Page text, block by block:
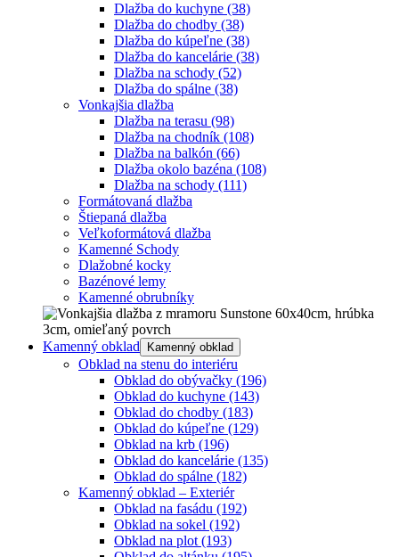
Dlažba do kuchyne (38)
Dlažba do chodby (38)
Dlažba do kúpeľne (38)
Dlažba do kancelárie (38)
Dlažba na schody (52)
Dlažba do spálne (38)
Vonkajšia dlažba
Dlažba na terasu (98)
Dlažba na chodník (108)
Dlažba na balkón (66)
Dlažba okolo bazéna (108)
Dlažba na schody (111)
Formátovaná dlažba
Štiepaná dlažba
Veľkoformátová dlažba
Kamenné Schody
Dlažobné kocky
Bazénové lemy
Kamenné obrubníky
Kamenný obklad Kamenný obklad
Obklad na stenu do interiéru
Obklad do obývačky (196)
Obklad do kuchyne (143)
Obklad do chodby (183)
Obklad do kúpeľne (129)
Obklad na krb (196)
Obklad do kancelárie (135)
Obklad do spálne (182)
Kamenný obklad – Exteriér
Obklad na fasádu (192)
Obklad na sokel (192)
Obklad na plot (193)